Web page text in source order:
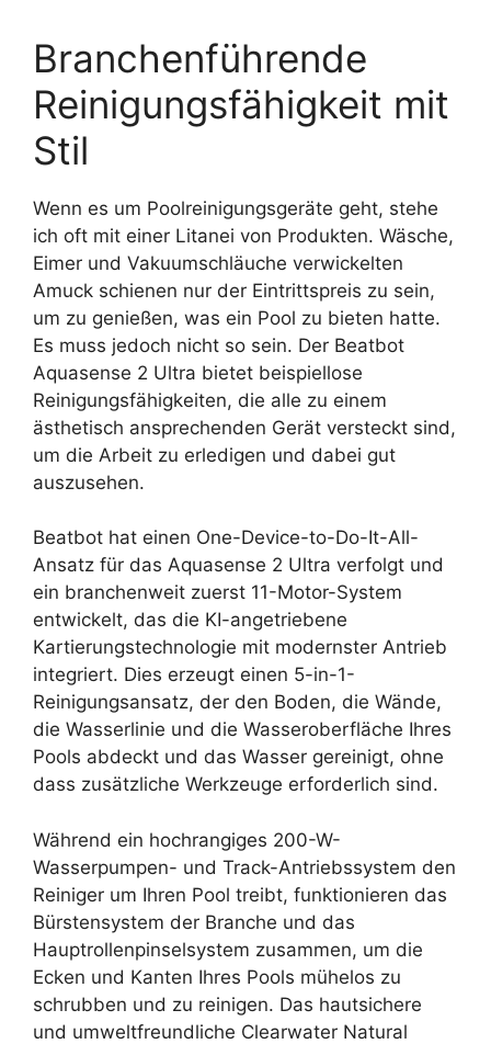
Branchenführende
Reinigungsfähigkeit mit
Stil
Wenn es um Poolreinigungsgeräte geht, stehe
ich oft mit einer Litanei von Produkten. Wäsche,
Eimer und Vakuumschläuche verwickelten
Amuck schienen nur der Eintrittspreis zu sein,
um zu genießen, was ein Pool zu bieten hatte.
Es muss jedoch nicht so sein. Der Beatbot
Aquasense 2 Ultra bietet beispiellose
Reinigungsfähigkeiten, die alle zu einem
ästhetisch ansprechenden Gerät versteckt sind,
um die Arbeit zu erledigen und dabei gut
auszusehen.
Beatbot hat einen One-Device-to-Do-It-All-
Ansatz für das Aquasense 2 Ultra verfolgt und
ein branchenweit zuerst 11-Motor-System
entwickelt, das die KI-angetriebene
Kartierungstechnologie mit modernster Antrieb
integriert. Dies erzeugt einen 5-in-1-
Reinigungsansatz, der den Boden, die Wände,
die Wasserlinie und die Wasseroberfläche Ihres
Pools abdeckt und das Wasser gereinigt, ohne
dass zusätzliche Werkzeuge erforderlich sind.
Während ein hochrangiges 200-W-
Wasserpumpen- und Track-Antriebssystem den
Reiniger um Ihren Pool treibt, funktionieren das
Bürstensystem der Branche und das
Hauptrollenpinselsystem zusammen, um die
Ecken und Kanten Ihres Pools mühelos zu
schrubben und zu reinigen. Das hautsichere
und umweltfreundliche Clearwater Natural